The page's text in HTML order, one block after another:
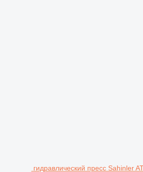
гидравлический пресс Sahinler